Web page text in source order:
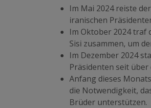
Im Mai 2024 reiste
iranischen
Im Oktober 2024 traf
Sisi zusammen, um
Im Dezember 2024
Präsidenten seit über
Anfang dieses
die Notwendigkeit,
Brüder unterstützen.